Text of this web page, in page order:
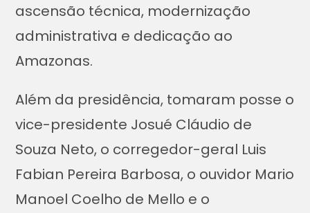
ascensão técnica, modernização
administrativa e dedicação ao
Amazonas.
Além da presidência, tomaram posse o
vice-presidente Josué Cláudio de
Souza Neto, o corregedor-geral Luis
Fabian Pereira Barbosa, o ouvidor Mario
Manoel Coelho de Mello e o